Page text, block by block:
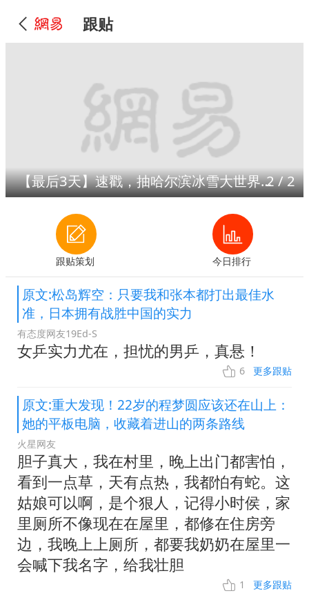
跟贴
【最后3天】速戳，抽哈尔滨冰雪大世界门票！2/2
跟贴策划 今日排行
原文:松岛辉空：只要我和张本都打出最佳水
准，日本拥有战胜中国的实力
有态度网友19Ed-S
女乒实力尤在，担忧的男乒，真悬！
6 更多跟贴
原文:重大发现！22岁的程梦圆应该还在山上：
她的平板电脑，收藏着进山的两条路线
火星网友
胆子真大，我在村里，晚上出门都害怕，
看到一点草，天有点热，我都怕有蛇。这
姑娘可以啊，是个狠人，记得小时侯，家
里厕所不像现在在屋里，都修在住房旁
边，我晚上上厕所，都要我奶奶在屋里一
会喊下我名字，给我壮胆
1 更多跟贴